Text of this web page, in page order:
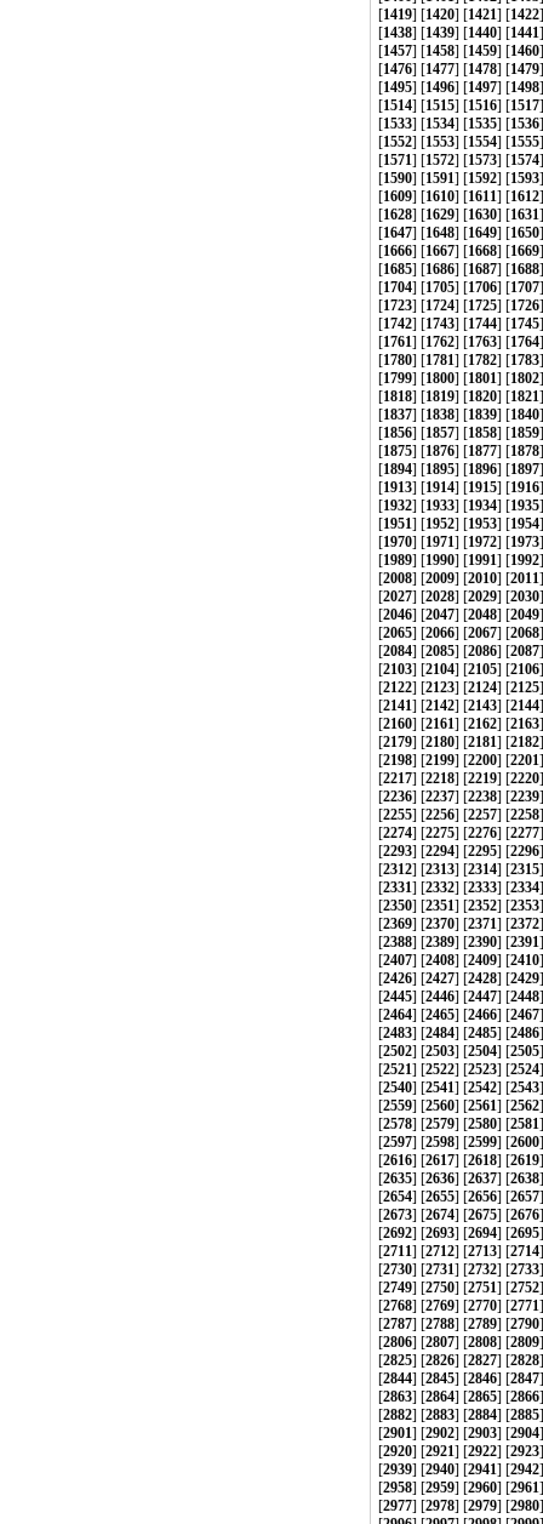
[1419] [1420] [1421] [1422
[1438] [1439] [1440] [1441
[1457] [1458] [1459] [1460
[1476] [1477] [1478] [1479
[1495] [1496] [1497] [1498
[1514] [1515] [1516] [1517
[1533] [1534] [1535] [1536
[1552] [1553] [1554] [1555
[1571] [1572] [1573] [1574
[1590] [1591] [1592] [1593
[1609] [1610] [1611] [1612
[1628] [1629] [1630] [1631
[1647] [1648] [1649] [1650
[1666] [1667] [1668] [1669
[1685] [1686] [1687] [1688
[1704] [1705] [1706] [1707
[1723] [1724] [1725] [1726
[1742] [1743] [1744] [1745
[1761] [1762] [1763] [1764
[1780] [1781] [1782] [1783
[1799] [1800] [1801] [1802
[1818] [1819] [1820] [1821
[1837] [1838] [1839] [1840
[1856] [1857] [1858] [1859
[1875] [1876] [1877] [1878
[1894] [1895] [1896] [1897
[1913] [1914] [1915] [1916
[1932] [1933] [1934] [1935
[1951] [1952] [1953] [1954
[1970] [1971] [1972] [1973
[1989] [1990] [1991] [1992
[2008] [2009] [2010] [2011
[2027] [2028] [2029] [2030
[2046] [2047] [2048] [2049
[2065] [2066] [2067] [2068
[2084] [2085] [2086] [2087
[2103] [2104] [2105] [2106
[2122] [2123] [2124] [2125
[2141] [2142] [2143] [2144
[2160] [2161] [2162] [2163
[2179] [2180] [2181] [2182
[2198] [2199] [2200] [2201
[2217] [2218] [2219] [2220
[2236] [2237] [2238] [2239
[2255] [2256] [2257] [2258
[2274] [2275] [2276] [2277
[2293] [2294] [2295] [2296
[2312] [2313] [2314] [2315
[2331] [2332] [2333] [2334
[2350] [2351] [2352] [2353
[2369] [2370] [2371] [2372
[2388] [2389] [2390] [2391
[2407] [2408] [2409] [2410
[2426] [2427] [2428] [2429
[2445] [2446] [2447] [2448
[2464] [2465] [2466] [2467
[2483] [2484] [2485] [2486
[2502] [2503] [2504] [2505
[2521] [2522] [2523] [2524
[2540] [2541] [2542] [2543
[2559] [2560] [2561] [2562
[2578] [2579] [2580] [2581
[2597] [2598] [2599] [2600
[2616] [2617] [2618] [2619
[2635] [2636] [2637] [2638
[2654] [2655] [2656] [2657
[2673] [2674] [2675] [2676
[2692] [2693] [2694] [2695
[2711] [2712] [2713] [2714
[2730] [2731] [2732] [2733
[2749] [2750] [2751] [2752
[2768] [2769] [2770] [2771
[2787] [2788] [2789] [2790
[2806] [2807] [2808] [2809
[2825] [2826] [2827] [2828
[2844] [2845] [2846] [2847
[2863] [2864] [2865] [2866
[2882] [2883] [2884] [2885
[2901] [2902] [2903] [2904
[2920] [2921] [2922] [2923
[2939] [2940] [2941] [2942
[2958] [2959] [2960] [2961
[2977] [2978] [2979] [2980